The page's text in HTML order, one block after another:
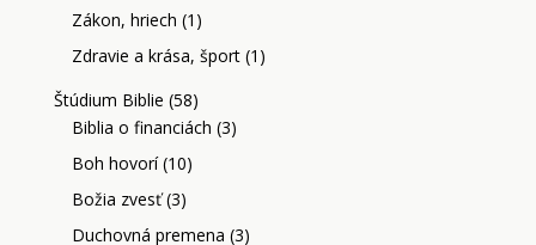
Zákon, hriech (1)
Zdravie a krása, šport(1)
Štúdium Biblie (58)
Biblia o financiách (3)
Boh hovorí(10)
Božia zvesť(3)
Duchovná premena (3)